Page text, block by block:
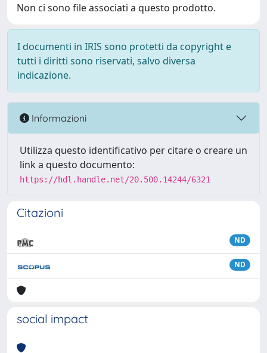
Non ci sono file associati a questo prodotto.
I documenti in IRIS sono protetti da copyright e
tutti i diritti sono riservati, salvo diversa
indicazione.
Informazioni
Utilizza questo identificativo per citare o creare un
link a questo documento:
https://hdl.handle.net/20.500.14244/6321
Citazioni
ND
ND
social impact